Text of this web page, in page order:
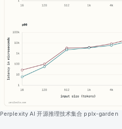
Perplexity AI 开源推理技术集合 pplx-garden